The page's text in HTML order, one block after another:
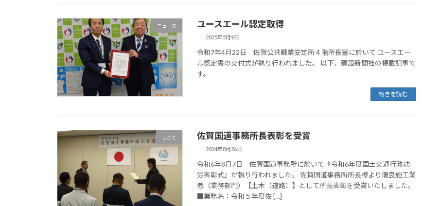
ニュース ユースエール認定取得
2025年5月9日
令和7年4月22日 佐賀公共職業安定所４階所長室に於いて ユースエー
ル認定書の交付式が執り行われました。 以下、建設新聞社の掲載記事で
す。
続きを読む
しごと 佐賀国道事務所長表彰を受賞
2024年8月26日
令和6年8月7日 佐賀国道事務所に於いて『令和6年度国土交通行政功
労表彰式』が執り行われました。 佐賀国道事務所所長様より優良施工業
者（業務部門）【土木（道路）】として所長表彰を受賞いたしました。
■業務名：令和５年度佐 […]